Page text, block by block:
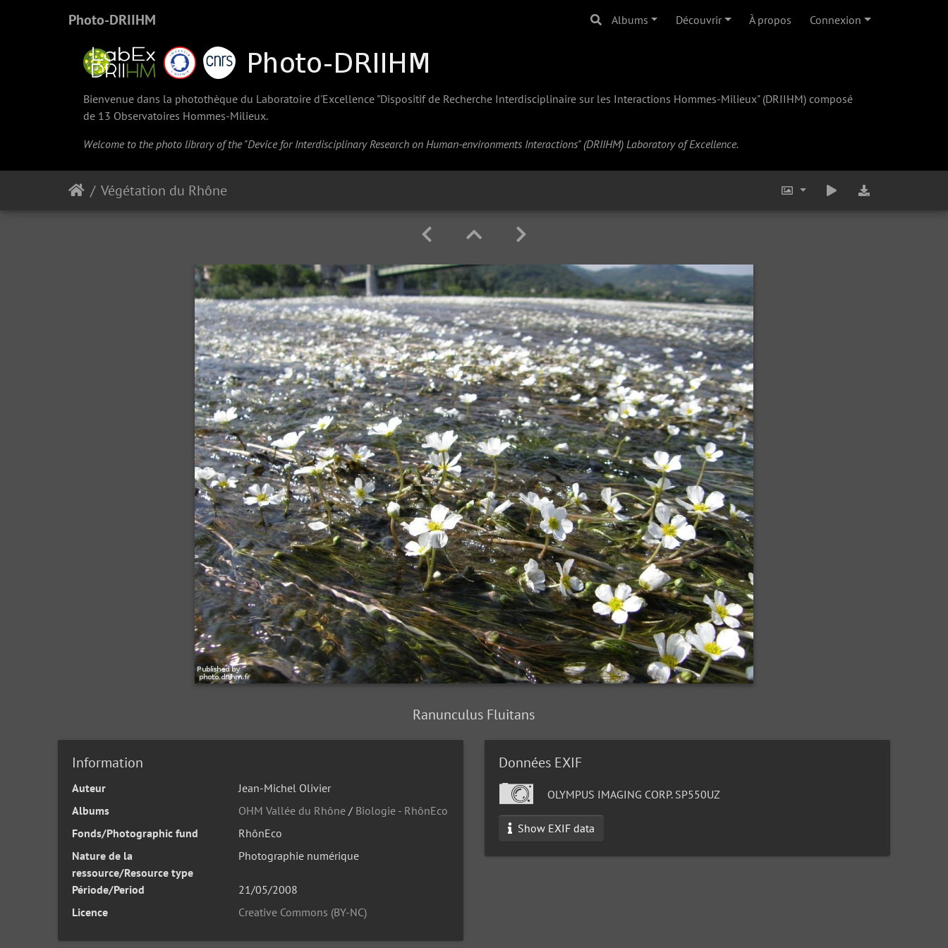
Photo-DRIIHM Albums Découvrir À propos Connexion
Bienvenue dans la photothèque du Laboratoire d'Excellence "Dispositif de Recherche Interdisciplinaire sur les Interactions Hommes-Milieux" (DRIIHM) composé
de 13 Observatoires Hommes-Milieux.
Welcome to the photo library of the "Device for Interdisciplinary Research on Human-environments Interactions" (DRIIHM) Laboratory of Excellence.
Végétation du Rhône
Ranunculus Fluitans
Information
Auteur
Jean-Michel Olivier
Albums
OHM Vallée du Rhône/ Biologie - RhônEco
Fonds/Photographic fund
RhônEco
Nature de la
ressource/Resource type
Photographie numérique
Période/Period
21/05/2008
Licence
Creative Commons (BY-NC)
Données EXIF
OLYMPUS IMAGING CORP. SP550UZ
Show EXIF data